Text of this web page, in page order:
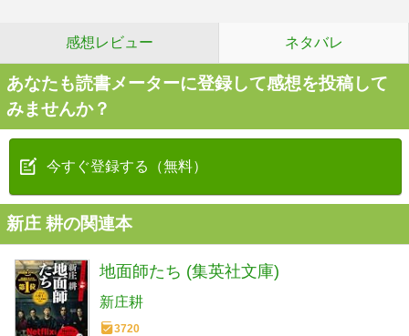
感想レビュー ネタバレ
あなたも読書メーターに登録して感想を投稿して
みませんか？
今すぐ登録する（無料）
新庄 耕の関連本
地面師たち (集英社文庫)
新庄耕
3720